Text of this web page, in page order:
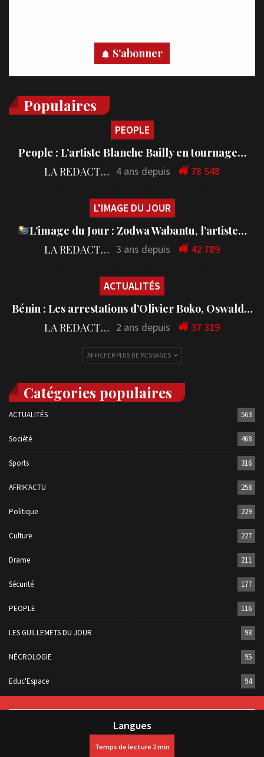
S'abonner
Populaires
PEOPLE
People : L’artiste Blanche Bailly en tournage…
LA REDACTION 4 ans depuis 78 548
L'IMAGE DU JOUR
L’image du Jour : Zodwa Wabantu, l’artiste…
LA REDACTION 3 ans depuis 42 789
ACTUALITÉS
Bénin : Les arrestations d’Olivier Boko, Oswald…
LA REDACTION 2 ans depuis 37 319
AFFICHER PLUS DE MESSAGES
Catégories populaires
ACTUALITÉS 563
Société 468
Sports 316
AFRIK'ACTU 258
Politique 229
Culture 227
Drame 211
Sécurité 177
PEOPLE 116
LES GUILLEMETS DU JOUR 98
NÉCROLOGIE 95
Educ'Espace 94
Langues